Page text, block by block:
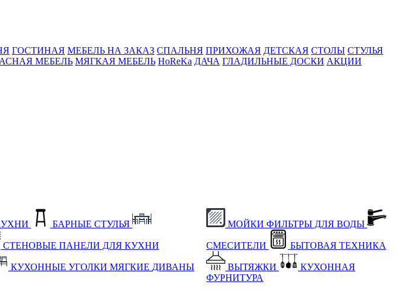
ГОСТИНАЯ МЕБЕЛЬ НА ЗАКАЗ СПАЛЬНЯ ПРИХОЖАЯ ДЕТСКАЯ СТОЛЫ СТУЛЬЯ
МЕБЕЛЬ МЯГКАЯ МЕБЕЛЬ HoReKa ДАЧА ГЛАДИЛЬНЫЕ ДОСКИ АКЦИИ
БАРНЫЕ СТУЛЬЯ
СТЕНОВЫЕ ПАНЕЛИ ДЛЯ КУХНИ
КУХОННЫЕ УГОЛКИ МЯГКИЕ ДИВАНЫ
МОЙКИ ФИЛЬТРЫ ДЛЯ ВОДЫ
СМЕСИТЕЛИ БЫТОВАЯ ТЕХНИКА
ВЫТЯЖКИ
КУХОННАЯ
ФУРНИТУРА